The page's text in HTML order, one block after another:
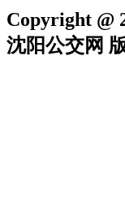
Copyright @
沈阳公交网